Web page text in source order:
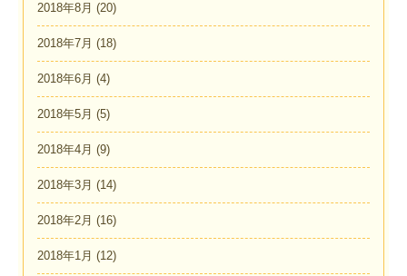
2018年8月 (20)
2018年7月 (18)
2018年6月 (4)
2018年5月 (5)
2018年4月 (9)
2018年3月 (14)
2018年2月 (16)
2018年1月 (12)